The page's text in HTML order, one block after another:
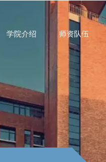
学院介绍 师资队伍